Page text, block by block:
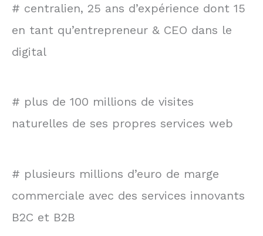
# centralien, 25 ans d’expérience dont 15
en tant qu’entrepreneur & CEO dans le
digital
# plus de 100 millions de visites
naturelles de ses propres services web
# plusieurs millions d’euro de marge
commerciale avec des services innovants
B2C et B2B